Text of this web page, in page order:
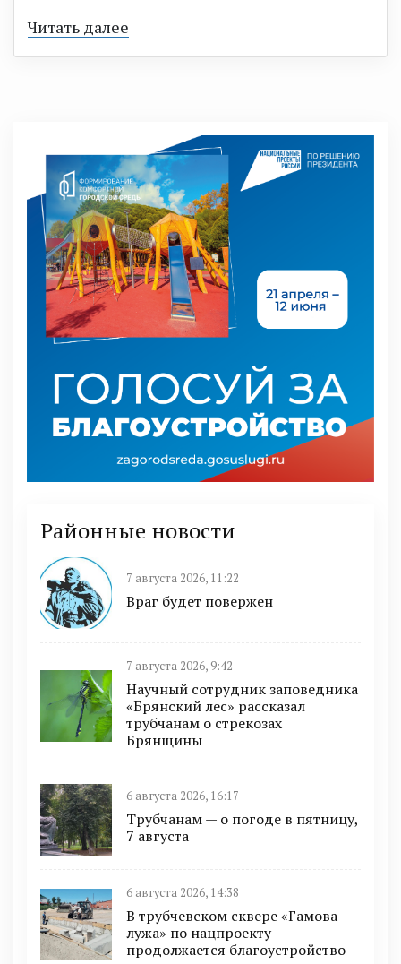
Читать далее
Районные новости
7 августа 2026, 11:22
Враг будет повержен
7 августа 2026, 9:42
Научный сотрудник заповедника
«Брянский лес» рассказал
трубчанам о стрекозах
Брянщины
6 августа 2026, 16:17
Трубчанам — о погоде в пятницу,
7 августа
6 августа 2026, 14:38
В трубчевском сквере «Гамова
лужа» по нацпроекту
продолжается благоустройство